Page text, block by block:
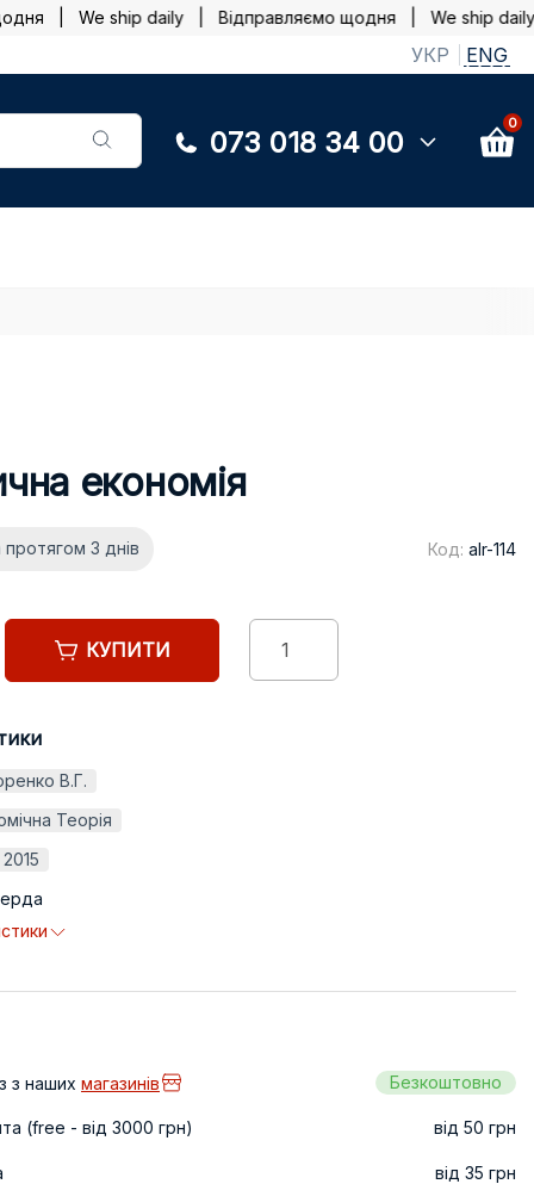
| We ship daily | Відправляємо щодня | We ship
УКР ENG
073 018 34 00
0
економія
протягом 3 днів Код: alr-114
КУПИТИ
В.Г.
Теорія
2015
з наших магазинів Безкоштовно
(free - від 3000 грн) від 50 грн
від 35 грн